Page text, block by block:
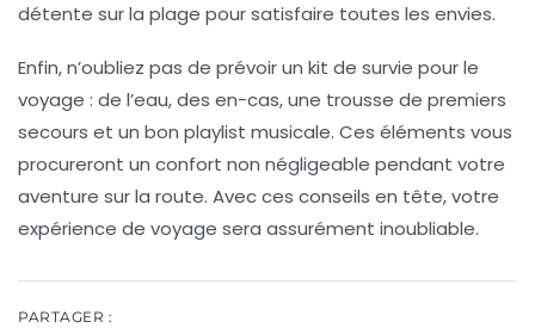
détente sur la plage pour satisfaire toutes les envies.
Enfin, n’oubliez pas de prévoir un kit de survie pour le
voyage : de l’eau, des en-cas, une trousse de premiers
secours et un bon playlist musicale. Ces éléments vous
procureront un confort non négligeable pendant votre
aventure sur la route. Avec ces conseils en tête, votre
expérience de voyage sera assurément inoubliable.
PARTAGER :